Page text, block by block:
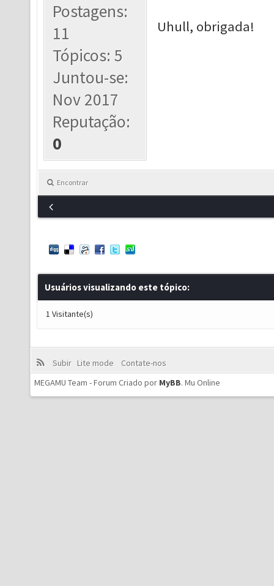
Postagens:
11
Tópicos: 5
Juntou-se:
Nov 2017
Reputação:
0
Uhull, obrigada!
Encontrar
Usuários visualizando este tópico:
1 Visitante(s)
Subir Lite mode
Contate-nos
MEGAMU Team - Forum Criado por MyBB. Mu Online